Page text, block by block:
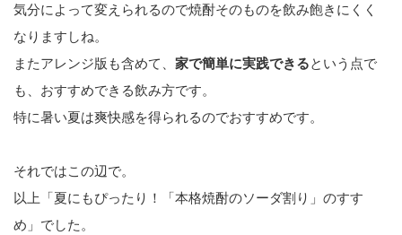
気分によって変えられるので焼酎そのものを飲み飽きにくく
なりますしね。
またアレンジ版も含めて、 家で簡単に実践できるという点で
も、おすすめできる飲み方です。
特に暑い夏は爽快感を得られるのでおすすめです。
それではこの辺で。
以上「夏にもぴったり！「本格焼酎のソーダ割り」のすす
め」でした。